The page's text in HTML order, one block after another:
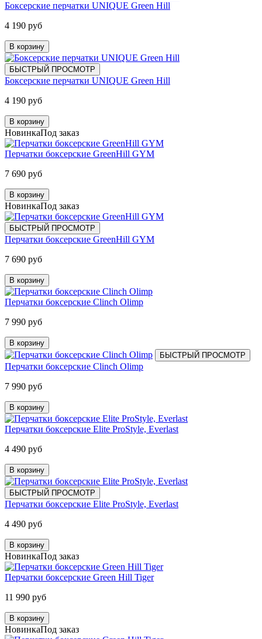
Боксерские перчатки UNIQUE Green Hill
4 190 руб
В корзину
БЫСТРЫЙ ПРОСМОТР
Боксерские перчатки UNIQUE Green Hill
4 190 руб
В корзину
НовинкаПод заказ
Перчатки боксерские GreenHill GYM
7 690 руб
В корзину
НовинкаПод заказ
БЫСТРЫЙ ПРОСМОТР
Перчатки боксерские GreenHill GYM
7 690 руб
В корзину
Перчатки боксерские Clinch Olimp
7 990 руб
В корзину
БЫСТРЫЙ ПРОСМОТР
Перчатки боксерские Clinch Olimp
7 990 руб
В корзину
Перчатки боксерские Elite ProStyle, Everlast
4 490 руб
В корзину
БЫСТРЫЙ ПРОСМОТР
Перчатки боксерские Elite ProStyle, Everlast
4 490 руб
В корзину
НовинкаПод заказ
Перчатки боксерские Green Hill Tiger
11 990 руб
В корзину
НовинкаПод заказ